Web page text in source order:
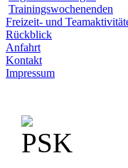
Trainingswochenenden
Freizeit- und
Rückblick
Anfahrt
Kontakt
Impressum